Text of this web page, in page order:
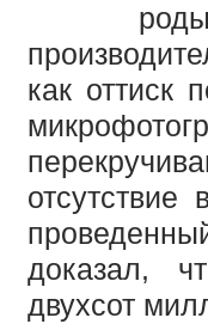
роды" и
как оттиск
отсутствие
доказал,
двухсот